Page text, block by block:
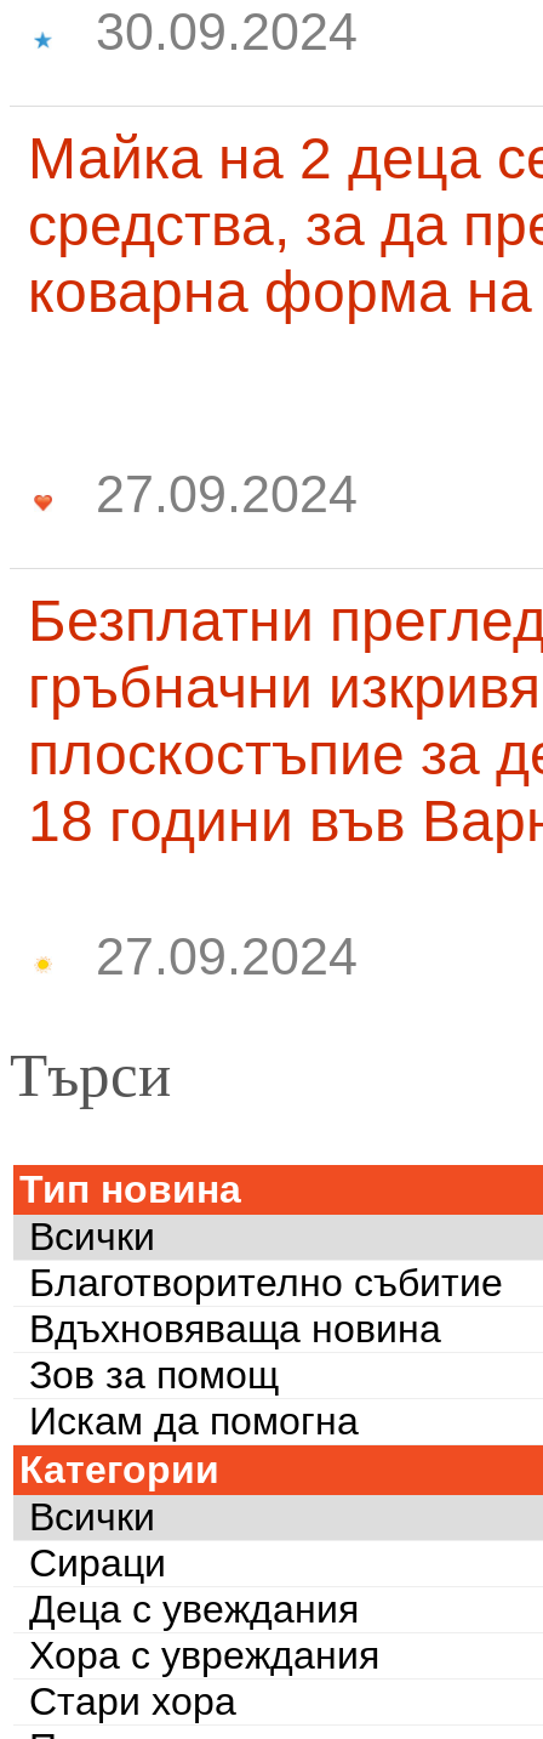
30.09.2024
Майка на 2 деца
средства, за да
коварна форма на
27.09.2024
Безплатни
гръбначни
плоскостъпие за
18 години във
27.09.2024
Търси
Тип новина
Всички
Благотворително събитие
Вдъхновяваща новина
Зов за помощ
Искам да помогна
Категории
Всички
Сираци
Деца с увеждания
Хора с увреждания
Стари хора